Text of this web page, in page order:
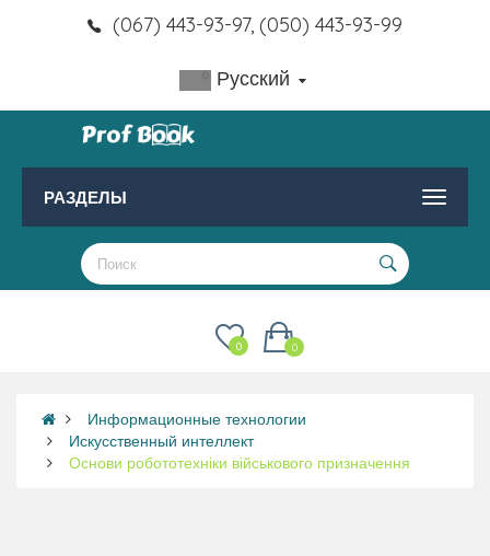
(067) 443-93-97, (050) 443-93-99
Русский
РАЗДЕЛЫ
0
0
Информационные технологии
Искусственный интеллект
Основи робототехніки військового призначення